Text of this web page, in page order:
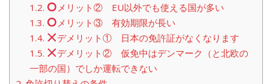
1.2.
メリット② EU以外でも使える国が多い
1.3.
メリット③ 有効期限が長い
1.4.
デメリット① 日本の免許証がなくなります
1.5.
デメリット② 仮免中はデンマーク（と北欧の
一部の国）でしか運転できない